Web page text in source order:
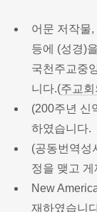
어문 저작물
등에 (성경)
국천주교중
니다.(주교
(200주년 신
하였습니다.
(공동번역성
정을 맺고
New
재하였습니